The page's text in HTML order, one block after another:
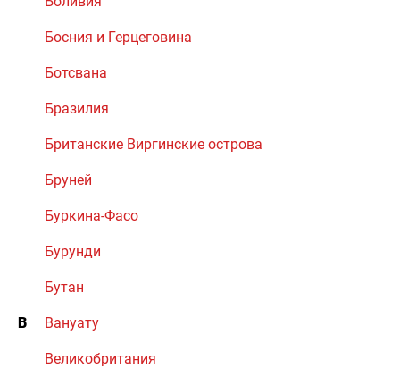
Босния и Герцеговина
Ботсвана
Бразилия
Британские Виргинские острова
Бруней
Буркина-Фасо
Бурунди
Бутан
В Вануату
Великобритания